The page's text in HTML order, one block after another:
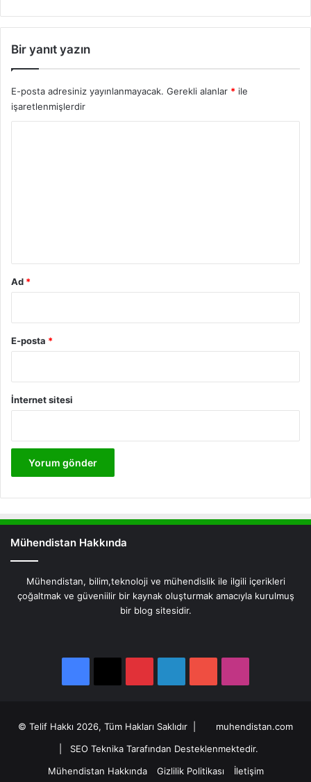
Bir yanıt yazın
E-posta adresiniz yayınlanmayacak. Gerekli alanlar * ile
işaretlenmişlerdir
Ad *
E-posta *
İnternet sitesi
Mühendistan Hakkında
Mühendistan, bilim,teknoloji ve mühendislik ile ilgili içerikleri
çoğaltmak ve güveniilir bir kaynak oluşturmak amacıyla kurulmuş
bir blog sitesidir.
© Telif Hakkı 2026, Tüm Hakları Saklıdır |
muhendistan.com
SEO Teknika Tarafından Desteklenmektedir.
Mühendistan Hakkında
Gizlilik Politikası İletişim